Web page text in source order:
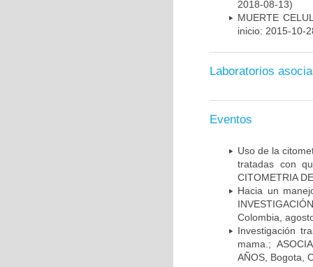
2018-08-13)
MUERTE
inicio: 2015-10-
Laboratorios
Eventos
Uso de la
tratadas con
CITOMETRIA
Hacia un
Colombia,
Investigación
mama.;
AÑOS, Bogota,